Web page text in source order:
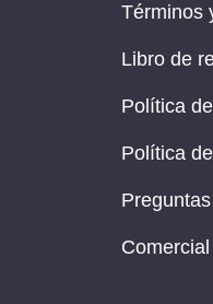
Términos
Libro de
Política
Política